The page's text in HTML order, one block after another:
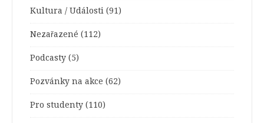
Kultura / Události (91)
Nezařazené (112)
Podcasty (5)
Pozvánky na akce (62)
Pro studenty (110)